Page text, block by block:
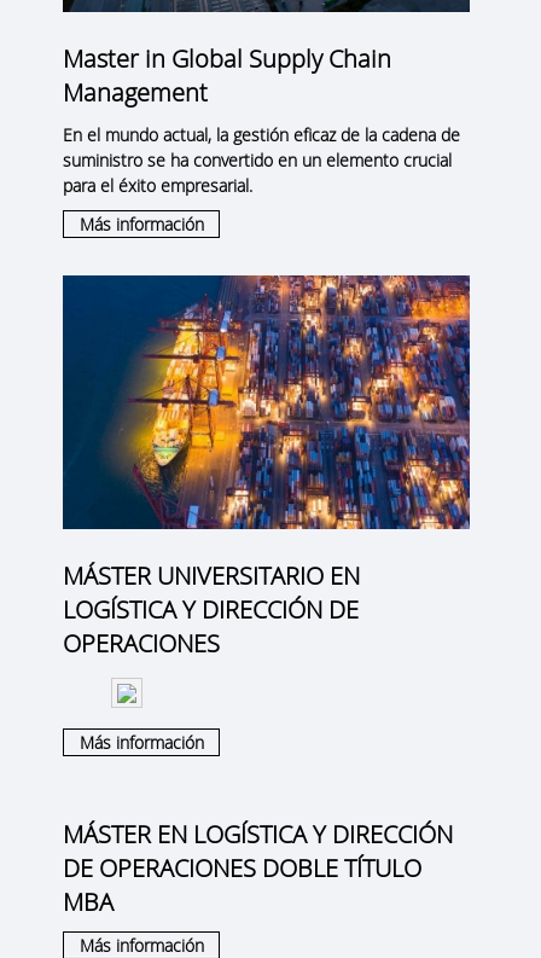
Master in Global Supply Chain
Management
En el mundo actual, la gestión eficaz de la cadena de
suministro se ha convertido en un elemento crucial
para el éxito empresarial.
Más información
MÁSTER UNIVERSITARIO EN
LOGÍSTICA Y DIRECCIÓN DE
OPERACIONES
Más información
MÁSTER EN LOGÍSTICA Y DIRECCIÓN
DE OPERACIONES DOBLE TÍTULO
MBA
Más información